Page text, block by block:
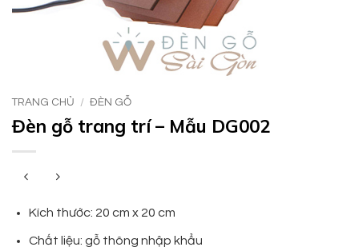
TRANG CHỦ / ĐÈN GỖ
Đèn gỗ trang trí – Mẫu DG002
Kích thước: 20 cm x 20 cm
Chất liệu: gỗ thông nhập khẩu